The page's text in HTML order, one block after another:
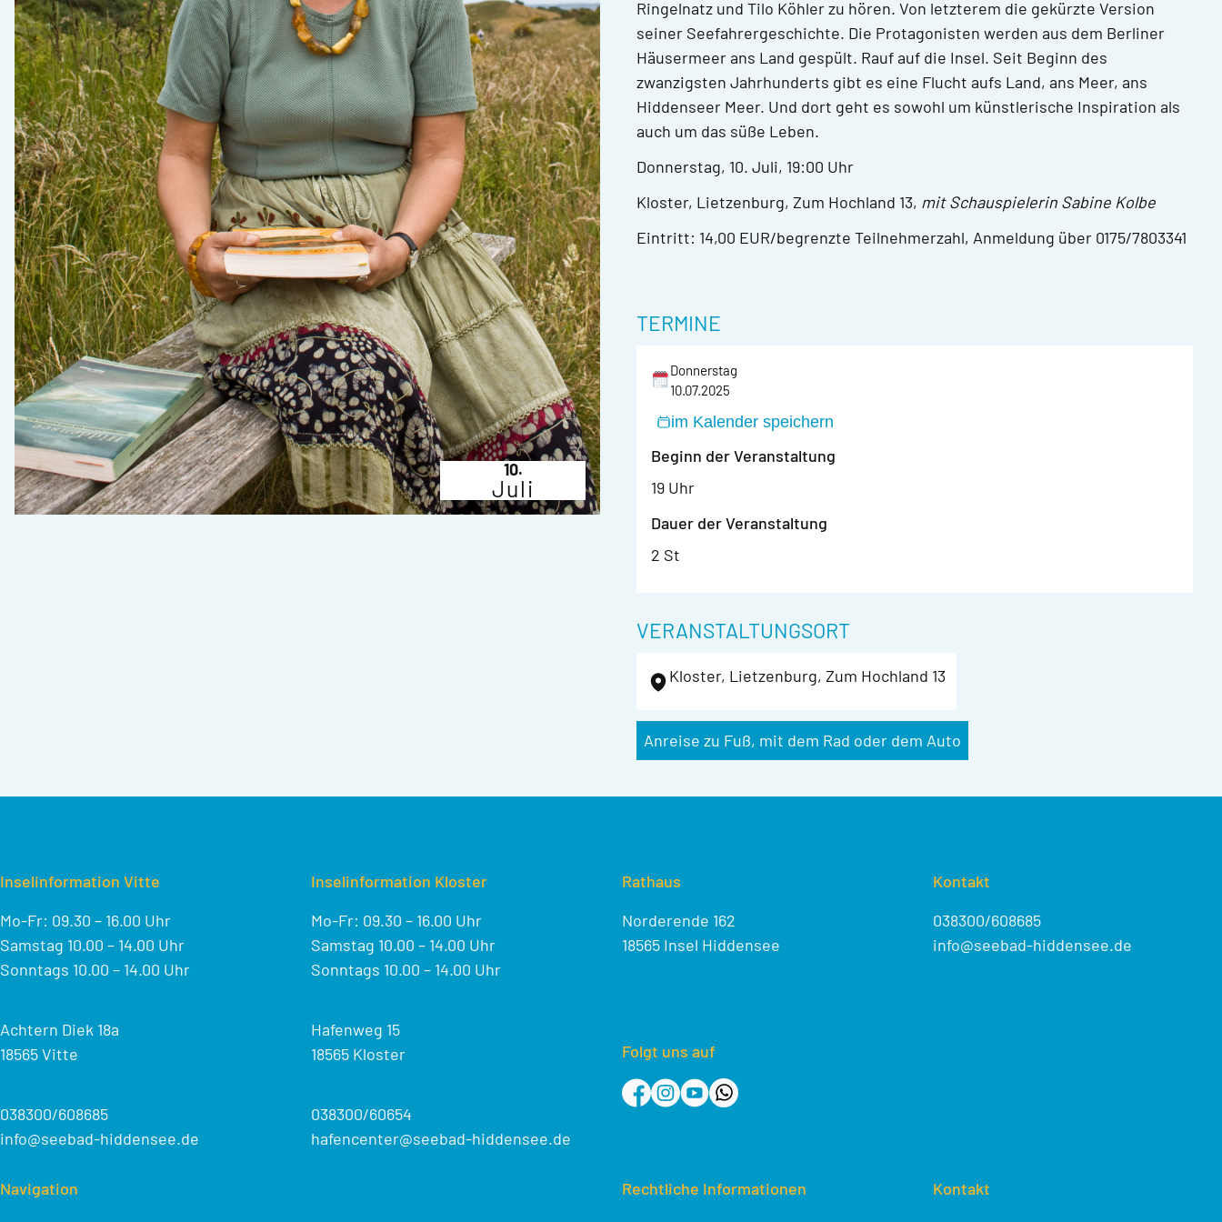
10.
Juli
Ringelnatz und Tilo Köhler zu hören. Von letzterem die gekürzte Version
seiner Seefahrergeschichte. Die Protagonisten werden aus dem Berliner
Häusermeer ans Land gespült. Rauf auf die Insel. Seit Beginn des
zwanzigsten Jahrhunderts gibt es eine Flucht aufs Land, ans Meer, ans
Hiddenseer Meer. Und dort geht es sowohl um künstlerische Inspiration als
auch um das süße Leben.
Donnerstag, 10. Juli, 19:00 Uhr
Kloster, Lietzenburg, Zum Hochland 13, mit Schauspielerin Sabine Kolbe
Eintritt: 14,00 EUR/begrenzte Teilnehmerzahl, Anmeldung über 0175/7803341
TERMINE
Donnerstag
10.07.2025
im Kalender speichern
Beginn der Veranstaltung
19 Uhr
Dauer der Veranstaltung
2 St
VERANSTALTUNGSORT
Kloster, Lietzenburg, Zum Hochland 13
Anreise zu Fuß, mit dem Rad oder dem Auto
Inselinformation Vitte
Mo-Fr: 09.30 – 16.00 Uhr
Samstag 10.00 – 14.00 Uhr
Sonntags 10.00 – 14.00 Uhr
Achtern Diek 18a
18565 Vitte
038300/608685
info@seebad-hiddensee.de
Inselinformation Kloster
Mo-Fr: 09.30 – 16.00 Uhr
Samstag 10.00 – 14.00 Uhr
Sonntags 10.00 – 14.00 Uhr
Hafenweg 15
18565 Kloster
038300/60654
hafencenter@seebad-hiddensee.de
Rathaus
Norderende 162
18565 Insel Hiddensee
Kontakt
038300/608685
info@seebad-hiddensee.de
Folgt uns auf
Navigation
Rechtliche Informationen
Kontakt